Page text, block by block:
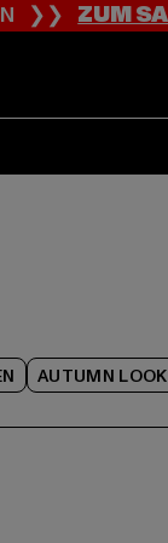
❯❯ZUM
AUTUMN LOOK